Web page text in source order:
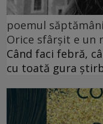
poemul
Orice sfârșit e un
Când faci febră,
cu toată gura